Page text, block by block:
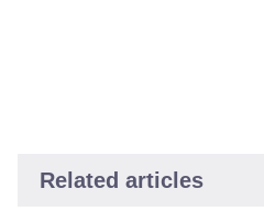
Related articles